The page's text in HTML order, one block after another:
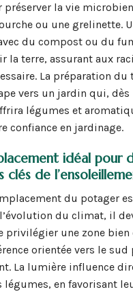
la vie
ou une grelinette.
du compost ou du
la terre, assurant aux
La préparation
vers un jardin qui,
légumes et
confiance en jardinage.
idéal pour
clés de
du potager
du climat, il
privilégier une zone bien
orientée vers le
La lumière influence
légumes, en favorisant